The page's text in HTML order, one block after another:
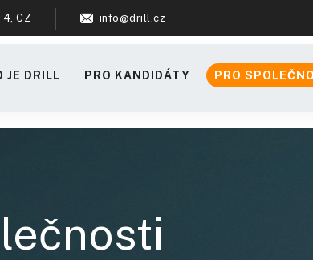
CZ info@drill.cz
JE DRILL PRO KANDIDÁTY PRO